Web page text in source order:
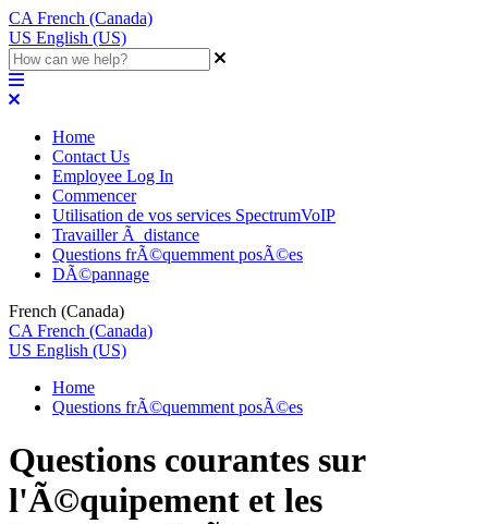
CA French (Canada)
US English (US)
Home
Contact Us
Employee Log In
Commencer
Utilisation de vos services SpectrumVoIP
Travailler Ã distance
Questions frÃ©quemment posÃ©es
DÃ©pannage
French (Canada)
CA French (Canada)
US English (US)
Home
Questions frÃ©quemment posÃ©es
Questions courantes sur
l'Ã©quipement et les